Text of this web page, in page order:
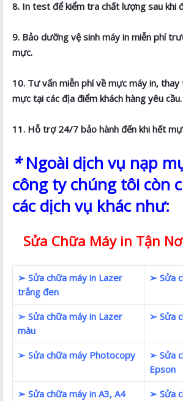
8. In test để kiểm tra chất lượng sau khi
9. Bảo dưỡng vệ sinh máy in miễn phí
mực.
10. Tư vấn miễn phí về mực máy in, thay
mực tại các địa điểm khách hàng yêu cầu.
11. Hỗ trợ 24/7 bảo hành đến khi hết
*Ngoài dịch vụ nạp
công ty chúng tôi còn
các dịch vụ khác như:
Sửa Chữa Máy in Tận
➢ Sửa chữa máy in Lazer
trắng đen
➢ Sửa
➢ Sửa chữa máy in Lazer
màu
➢ Sửa
➢ Sửa chữa máy Photocopy
➢ Sửa
Epson
➢ Sửa chữa máy in A3, A4
➢ Sửa